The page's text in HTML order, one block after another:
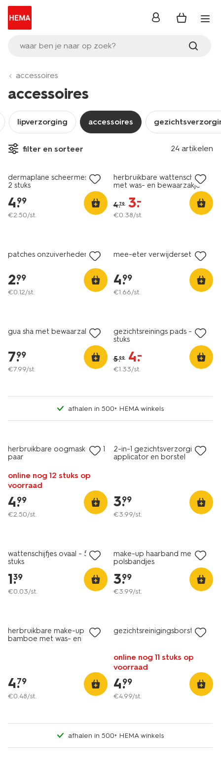
waar ben je naar op zoek?
inloggen
accessoires
accessoires
lipverzorging accessoires
filter en sorteer 24 artikelen
nieuw
dermaplane scheermesjes -
2 stuks
4.
99
€2.50/st.
herbruikbare wattenschijfjes
met was- en bewaarzakje
Ø8cm - 8 stuks
4.79 3.
–
€0.38/st.
patches onzuiverheden
2.
99
€0.12/st.
mee-eter verwijderset
4.
99
€1.66/st.
gua sha met bewaarzakje
7.
99
€7.99/st.
gezichtsreinings pads - 3
stuks
5.99 4.
–
€1.33/st.
afhalen in 500+ HEMA winkels
herbruikbare oogmaskers - 1
paar
online nog 12 stuks op
voorraad
4.
99
€2.50/st.
2-in-1 gezichtsverzorging
applicator en borstel
3.
99
€3.99/st.
wattenschijfjes ovaal - 50
stuks
1.
39
€0.03/st.
make-up haarband met
polsbandjes
3.
99
€3.99/st.
herbruikbare make-up pads
bamboe met was- en
bewaarzakje Ø8cm - 10 stuks
4.
79
€0.48/st.
gezichtsreinigingsborstel
online nog 11 stuks op
voorraad
4.
99
€4.99/st.
afhalen in 500+ HEMA winkels